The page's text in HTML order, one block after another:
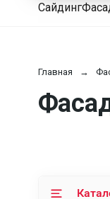
Сайдинг
Главная